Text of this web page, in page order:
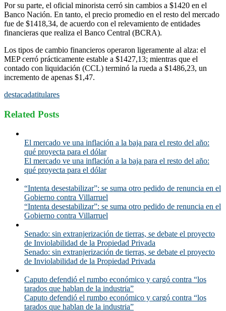
Por su parte, el oficial minorista cerró sin cambios a $1420 en el
Banco Nación. En tanto, el precio promedio en el resto del mercado
fue de $1418,34, de acuerdo con el relevamiento de entidades
financieras que realiza el Banco Central (BCRA).
Los tipos de cambio financieros operaron ligeramente al alza: el
MEP cerró prácticamente estable a $1427,13; mientras que el
contado con liquidación (CCL) terminó la rueda a $1486,23, un
incremento de apenas $1,47.
destacadatitulares
Related Posts
El mercado ve una inflación a la baja para el resto del año:
qué proyecta para el dólar
El mercado ve una inflación a la baja para el resto del año:
qué proyecta para el dólar
“Intenta desestabilizar”: se suma otro pedido de renuncia en el
Gobierno contra Villarruel
“Intenta desestabilizar”: se suma otro pedido de renuncia en el
Gobierno contra Villarruel
Senado: sin extranjerización de tierras, se debate el proyecto
de Inviolabilidad de la Propiedad Privada
Senado: sin extranjerización de tierras, se debate el proyecto
de Inviolabilidad de la Propiedad Privada
Caputo defendió el rumbo económico y cargó contra “los
tarados que hablan de la industria”
Caputo defendió el rumbo económico y cargó contra “los
tarados que hablan de la industria”